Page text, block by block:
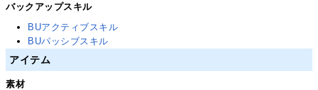
バックアップスキル
BUアクティブスキル
BUパッシブスキル
アイテム
素材